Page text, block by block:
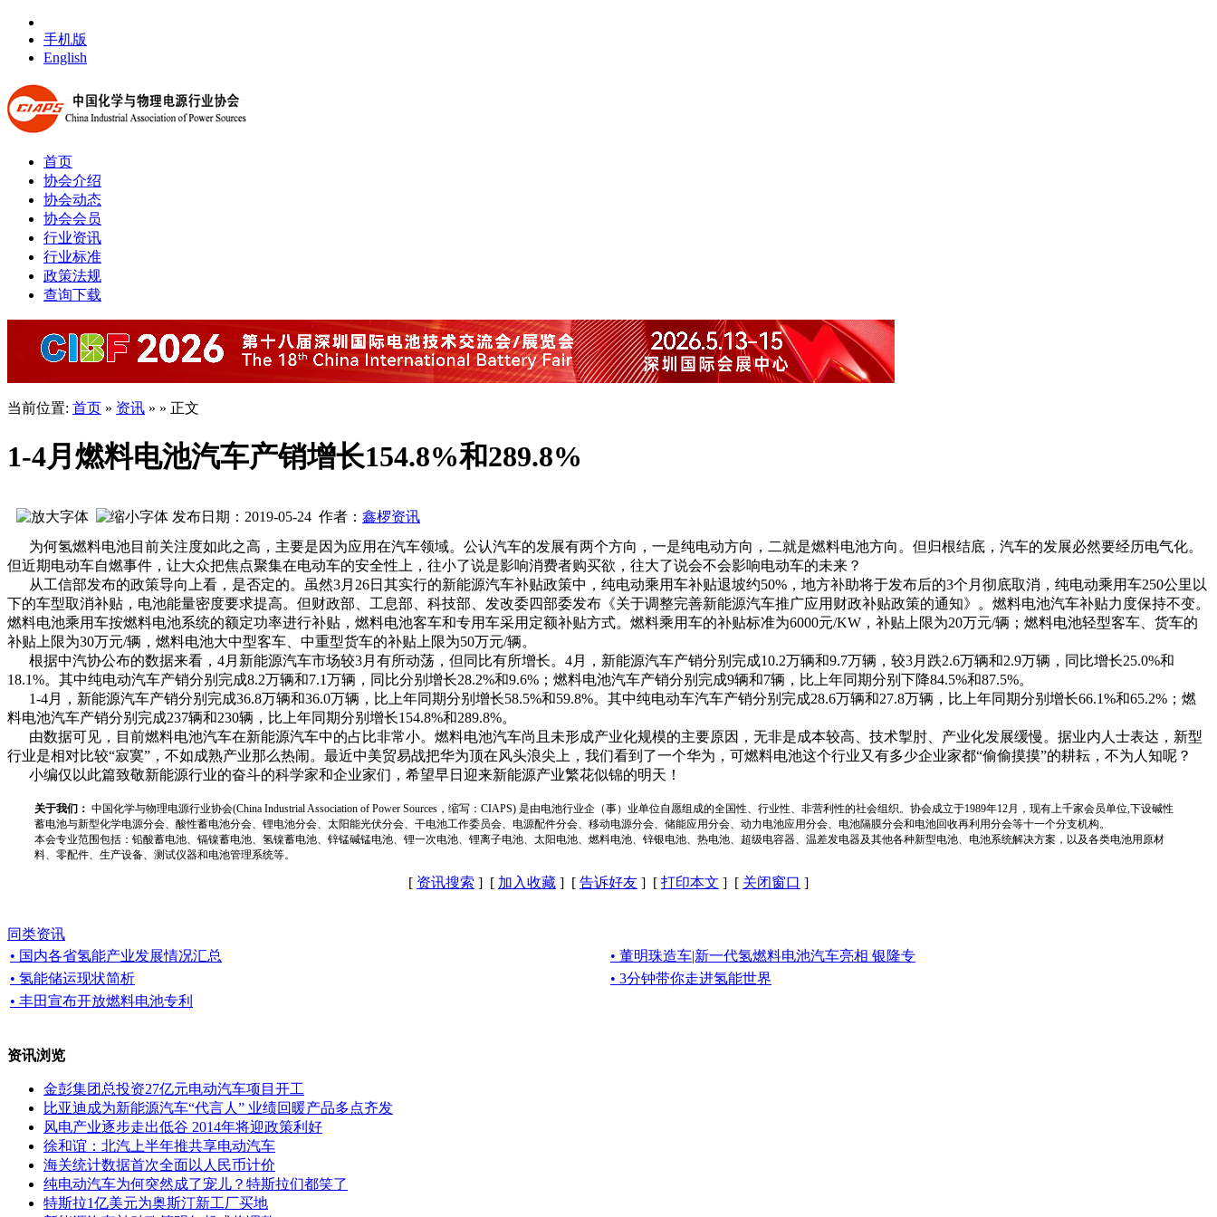
手机版
English
首页
协会介绍
协会动态
协会会员
行业资讯
行业标准
政策法规
查询下载
当前位置: 首页 » 资讯 » » 正文
1-4月燃料电池汽车产销增长154.8%和289.8%
发布日期：2019-05-24 作者： 鑫椤资讯
为何氢燃料电池目前关注度如此之高，主要是因为应用在汽车领域。公认汽车的发展有两个方向，一是纯电动方向，二就是燃料电池方向。但归根结底，汽车的发展必然要经历电气化。
但近期电动车自燃事件，让大众把焦点聚集在电动车的安全性上，往小了说是影响消费者购买欲，往大了说会不会影响电动车的未来？
从工信部发布的政策导向上看，是否定的。虽然3月26日其实行的新能源汽车补贴政策中，纯电动乘用车补贴退坡约50%，地方补助将于发布后的3个月彻底取消，纯电动乘用车250公里以
下的车型取消补贴，电池能量密度要求提高。但财政部、工息部、科技部、发改委四部委发布《关于调整完善新能源汽车推广应用财政补贴政策的通知》。 燃料电池汽车补贴力度保持不变。
燃料电池乘用车按燃料电池系统的额定功率进行补贴，燃料电池客车和专用车采用定额补贴方式。燃料乘用车的补贴标准为6000元/KW，补贴上限为20万元/辆；燃料电池轻型客车、货车的
补贴上限为30万元/辆，燃料电池大中型客车、中重型货车的补贴上限为50万元/辆。
根据中汽协公布的数据来看，4月新能源汽车市场较3月有所动荡，但同比有所增长。4月，新能源汽车产销分别完成10.2万辆和9.7万辆，较3月跌2.6万辆和2.9万辆，同比增长25.0%和
18.1%。其中纯电动汽车产销分别完成8.2万辆和7.1万辆，同比分别增长28.2%和9.6%；燃料电池汽车产销分别完成9辆和7辆，比上年同期分别下降84.5%和87.5%。
1-4月，新能源汽车产销分别完成36.8万辆和36.0万辆，比上年同期分别增长58.5%和59.8%。其中纯电动车汽车产销分别完成28.6万辆和27.8万辆，比上年同期分别增长66.1%和65.2%；燃
料电池汽车产销分别完成237辆和230辆，比上年同期分别增长154.8%和289.8%。
由数据可见，目前燃料电池汽车在新能源汽车中的占比非常小。燃料电池汽车尚且未形成产业化规模的主要原因，无非是成本较高、技术掣肘、产业化发展缓慢。据业内人士表达，新型
行业是相对比较“寂寞”，不如成熟产业那么热闹。最近中美贸易战把华为顶在风头浪尖上，我们看到了一个华为，可燃料电池这个行业又有多少企业家都“偷偷摸摸”的耕耘，不为人知呢？
小编仅以此篇致敬新能源行业的奋斗的科学家和企业家们，希望早日迎来新能源产业繁花似锦的明天！
关于我们： 中国化学与物理电源行业协会(China Industrial Association of Power Sources，缩写：CIAPS) 是由电池行业企（事）业单位自愿组成的全国性、行业性、非营利性的社会组织。协会成立于1989年12月，现有上千家会员单位,下设碱性
蓄电池与新型化学电源分会、酸性蓄电池分会、锂电池分会、太阳能光伏分会、干电池工作委员会、电源配件分会、移动电源分会、储能应用分会、动力电池应用分会、电池隔膜分会和电池回收再利用分会等十一个分支机构。
本会专业范围包括：铅酸蓄电池、镉镍蓄电池、氢镍蓄电池、锌锰碱锰电池、锂一次电池、锂离子电池、太阳电池、燃料电池、锌银电池、热电池、超级电容器、温差发电器及其他各种新型电池、电池系统解决方案，以及各类电池用原材
料、零配件、生产设备、测试仪器和电池管理系统等。
[ 资讯搜索 ] [ 加入收藏 ] [ 告诉好友 ] [ 打印本文 ] [ 关闭窗口 ]
同类资讯
• 国内各省氢能产业发展情况汇总
• 董明珠造车|新一代氢燃料电池汽车亮相 银隆专
• 氢能储运现状简析
• 3分钟带你走进氢能世界
• 丰田宣布开放燃料电池专利
资讯浏览
金彭集团总投资27亿元电动汽车项目开工
比亚迪成为新能源汽车“代言人” 业绩回暖产品多点齐发
风电产业逐步走出低谷 2014年将迎政策利好
徐和谊：北汽上半年推共享电动汽车
海关统计数据首次全面以人民币计价
纯电动汽车为何突然成了宠儿？特斯拉们都笑了
特斯拉1亿美元为奥斯汀新工厂买地